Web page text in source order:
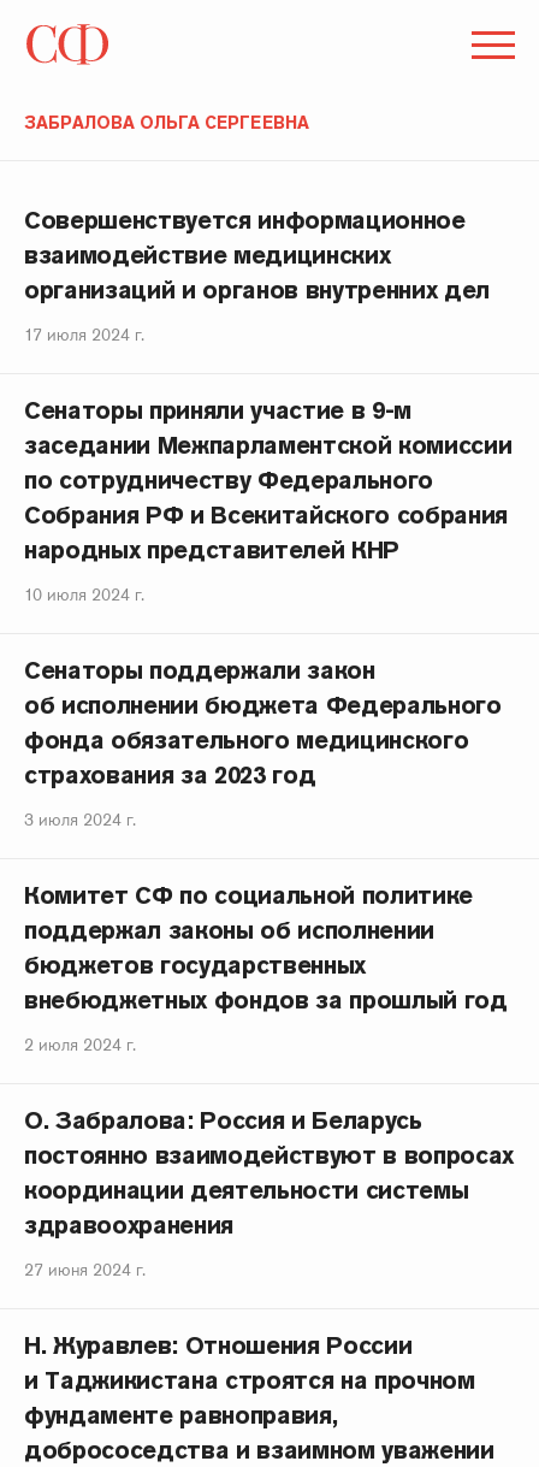
ЗАБРАЛОВА ОЛЬГА СЕРГЕЕВНА
Совершенствуется информационное
взаимодействие медицинских
организаций и органов внутренних дел
17 июля 2024 г.
Сенаторы приняли участие в 9-м
заседании Межпарламентской комиссии
по сотрудничеству Федерального
Собрания РФ и Всекитайского собрания
народных представителей КНР
10 июля 2024 г.
Сенаторы поддержали закон
об исполнении бюджета Федерального
фонда обязательного медицинского
страхования за 2023 год
3 июля 2024 г.
Комитет СФ по социальной политике
поддержал законы об исполнении
бюджетов государственных
внебюджетных фондов за прошлый год
2 июля 2024 г.
О. Забралова: Россия и Беларусь
постоянно взаимодействуют в вопросах
координации деятельности системы
здравоохранения
27 июня 2024 г.
Н. Журавлев: Отношения России
и Таджикистана строятся на прочном
фундаменте равноправия,
добрососедства и взаимном уважении